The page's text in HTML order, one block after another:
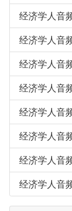
经济学人音
经济学人音
经济学人音
经济学人音
经济学人音